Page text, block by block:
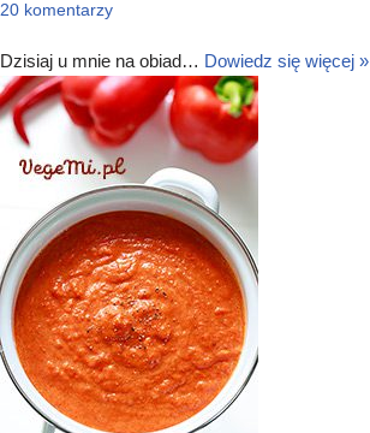
20 komentarzy
Dzisiaj u mnie na obiad… Dowiedz się więcej »